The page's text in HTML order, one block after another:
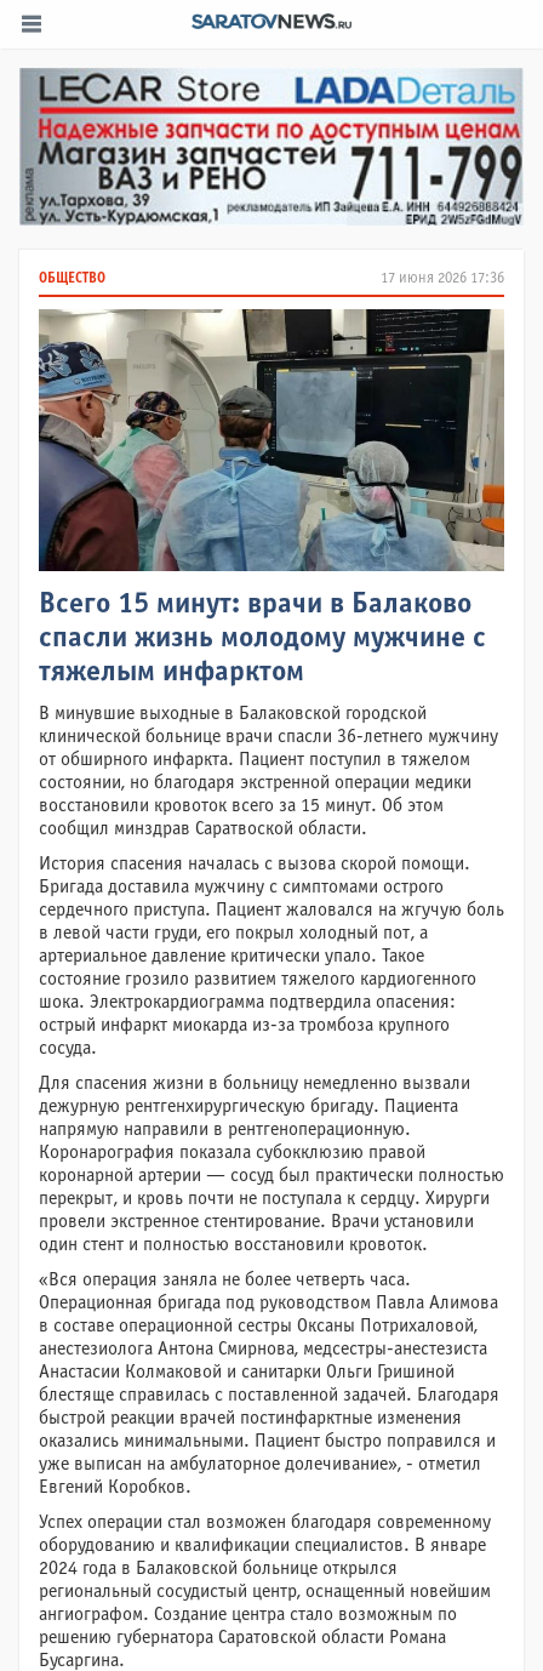
17 июня 2026 17:36
ОБЩЕСТВО
Всего 15 минут: врачи в Балаково
спасли жизнь молодому мужчине с
тяжелым инфарктом
В минувшие выходные в Балаковской городской
клинической больнице врачи спасли 36-летнего мужчину
от обширного инфаркта. Пациент поступил в тяжелом
состоянии, но благодаря экстренной операции медики
восстановили кровоток всего за 15 минут. Об этом
сообщил минздрав Саратвоской области.
История спасения началась с вызова скорой помощи.
Бригада доставила мужчину с симптомами острого
сердечного приступа. Пациент жаловался на жгучую боль
в левой части груди, его покрыл холодный пот, а
артериальное давление критически упало. Такое
состояние грозило развитием тяжелого кардиогенного
шока. Электрокардиограмма подтвердила опасения:
острый инфаркт миокарда из-за тромбоза крупного
сосуда.
Для спасения жизни в больницу немедленно вызвали
дежурную рентгенхирургическую бригаду. Пациента
напрямую направили в рентгеноперационную.
Коронарография показала субокклюзию правой
коронарной артерии — сосуд был практически полностью
перекрыт, и кровь почти не поступала к сердцу. Хирурги
провели экстренное стентирование. Врачи установили
один стент и полностью восстановили кровоток.
«Вся операция заняла не более четверть часа.
Операционная бригада под руководством Павла Алимова
в составе операционной сестры Оксаны Потрихаловой,
анестезиолога Антона Смирнова, медсестры-анестезиста
Анастасии Колмаковой и санитарки Ольги Гришиной
блестяще справилась с поставленной задачей. Благодаря
быстрой реакции врачей постинфарктные изменения
оказались минимальными. Пациент быстро поправился и
уже выписан на амбулаторное долечивание», - отметил
Евгений Коробков.
Успех операции стал возможен благодаря современному
оборудованию и квалификации специалистов. В январе
2024 года в Балаковской больнице открылся
региональный сосудистый центр, оснащенный новейшим
ангиографом. Создание центра стало возможным по
решению губернатора Саратовской области Романа
Бусаргина.